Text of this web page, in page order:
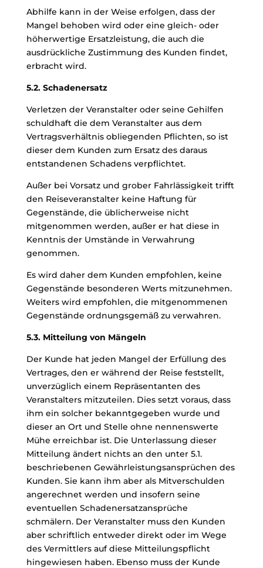
Abhilfe kann in der Weise erfolgen, dass der
Mangel behoben wird oder eine gleich- oder
höherwertige Ersatzleistung, die auch die
ausdrückliche Zustimmung des Kunden findet,
erbracht wird.
5.2. Schadenersatz
Verletzen der Veranstalter oder seine Gehilfen
schuldhaft die dem Veranstalter aus dem
Vertragsverhältnis obliegenden Pflichten, so ist
dieser dem Kunden zum Ersatz des daraus
entstandenen Schadens verpflichtet.
Außer bei Vorsatz und grober Fahrlässigkeit trifft
den Reiseveranstalter keine Haftung für
Gegenstände, die üblicherweise nicht
mitgenommen werden, außer er hat diese in
Kenntnis der Umstände in Verwahrung
genommen.
Es wird daher dem Kunden empfohlen, keine
Gegenstände besonderen Werts mitzunehmen.
Weiters wird empfohlen, die mitgenommenen
Gegenstände ordnungsgemäß zu verwahren.
5.3. Mitteilung von Mängeln
Der Kunde hat jeden Mangel der Erfüllung des
Vertrages, den er während der Reise feststellt,
unverzüglich einem Repräsentanten des
Veranstalters mitzuteilen. Dies setzt voraus, dass
ihm ein solcher bekanntgegeben wurde und
dieser an Ort und Stelle ohne nennenswerte
Mühe erreichbar ist. Die Unterlassung dieser
Mitteilung ändert nichts an den unter 5.1.
beschriebenen Gewährleistungsansprüchen des
Kunden. Sie kann ihm aber als Mitverschulden
angerechnet werden und insofern seine
eventuellen Schadenersatzansprüche
schmälern. Der Veranstalter muss den Kunden
aber schriftlich entweder direkt oder im Wege
des Vermittlers auf diese Mitteilungspflicht
hingewiesen haben. Ebenso muss der Kunde